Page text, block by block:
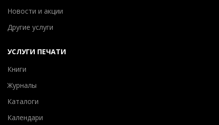
Новости и акции
Другие услуги
УСЛУГИ ПЕЧАТИ
Книги
Журналы
Каталоги
Календари